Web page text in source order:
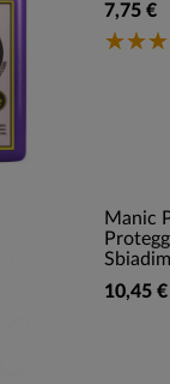
7,75 €
Manic
10,45 €